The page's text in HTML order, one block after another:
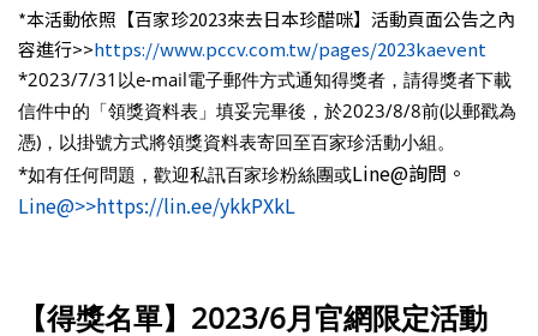
*本活動依照【百家珍2023來去日本珍醋咪】活動頁面公告之內
容進行>>https://www.pccv.com.tw/pages/2023kaevent
*2023/7/31以e-mail電子郵件方式通知得獎者，請得獎者下載
信件中的「領獎資料表」填妥完畢後，於2023/8/8前(以郵戳為
憑)，以掛號方式將領獎資料表寄回至百家珍活動小組。
*如有任何問題，歡迎私訊百家珍粉絲團或Line@詢問。
Line@>>https://lin.ee/ykkPXkL
【得獎名單】2023/6月官網限定活動